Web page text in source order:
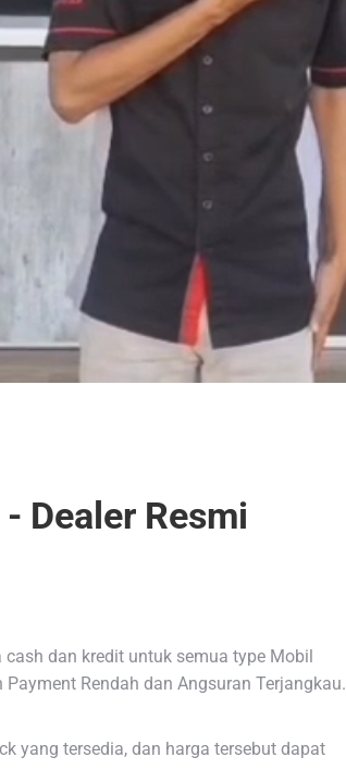
Dealer Resmi
dan kredit untuk semua type Mobil
Rendah dan Angsuran Terjangkau.
yang tersedia, dan harga tersebut dapat